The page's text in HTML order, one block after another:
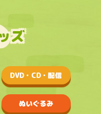
ズ
DVD・CD・配信
ぬいぐるみ